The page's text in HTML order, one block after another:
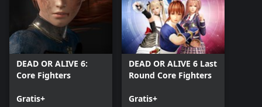
DEAD OR ALIVE 6:
Core Fighters
Gratis+
DEAD OR ALIVE 6 Last
Round Core Fighters
Gratis+